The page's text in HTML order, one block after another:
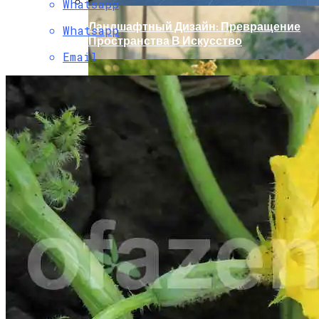
Как Правильно Поливать Томаты?
Ландшафтный Дизайн: Превращение
Пространства В Искусство
Whatsapp
Whatsapp
Email